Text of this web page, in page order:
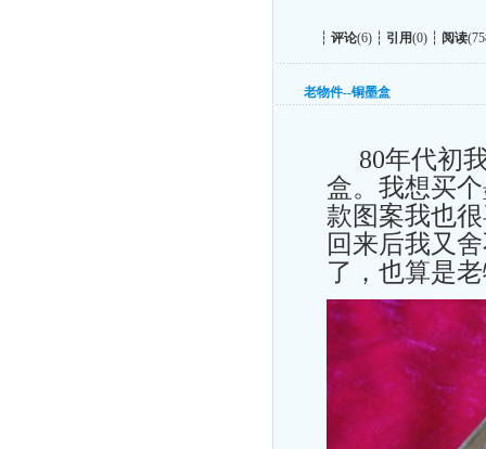
┆ 评论(6) ┆ 引用(0) ┆ 阅读
老物件--铜墨盒
80年代初我
盒。我想买
款图案我也
回来后我又
了，也算是